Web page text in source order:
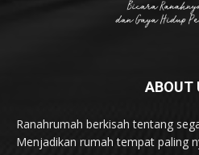
ABOUT
Ranahrumah berkisah tentang
Menjadikan rumah tempat paling